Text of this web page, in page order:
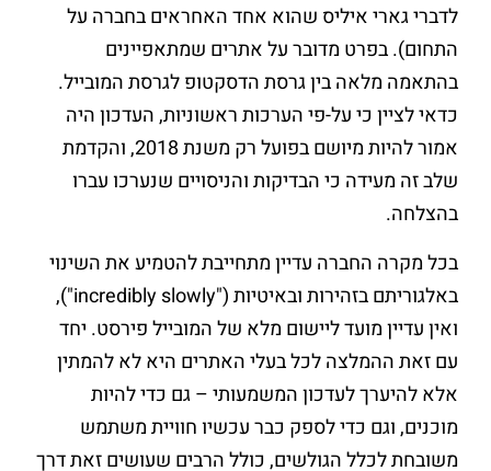
לדברי גארי איליס שהוא אחד האחראים בחברה על
התחום). בפרט מדובר על אתרים שמתאפיינים
בהתאמה מלאה בין גרסת הדסקטופ לגרסת המובייל.
כדאי לציין כי על-פי הערכות ראשוניות, העדכון היה
אמור להיות מיושם בפועל רק משנת 2018, והקדמת
שלב זה מעידה כי הבדיקות והניסויים שנערכו עברו
בהצלחה.
בכל מקרה החברה עדיין מתחייבת להטמיע את השינוי
באלגוריתם בזהירות ובאיטיות ("incredibly slowly"),
ואין עדיין מועד ליישום מלא של המובייל פירסט. יחד
עם זאת ההמלצה לכל בעלי האתרים היא לא להמתין
אלא להיערך לעדכון המשמעותי – גם כדי להיות
מוכנים, וגם כדי לספק כבר עכשיו חוויית משתמש
משובחת לכלל הגולשים, כולל הרבים שעושים זאת דרך